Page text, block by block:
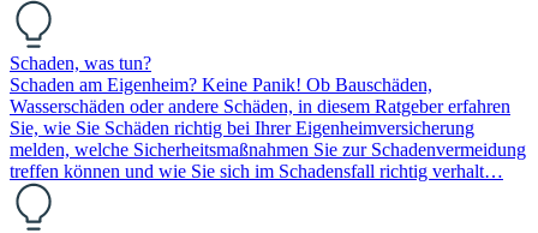
Schaden, was tun?
Schaden am Eigenheim? Keine Panik! Ob Bauschäden,
Wasserschäden oder andere Schäden, in diesem Ratgeber erfahren
Sie, wie Sie Schäden richtig bei Ihrer Eigenheimversicherung
melden, welche Sicherheitsmaßnahmen Sie zur Schadenvermeidung
treffen können und wie Sie sich im Schadensfall richtig verhalt…